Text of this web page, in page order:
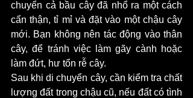
chuyển cả bầu cây đã nhổ ra một cách
cẩn thận, tỉ mỉ và đặt vào một chậu cây
mới. Bạn không nên tác động vào thân
cây, để tránh việc làm gãy cành hoặc
làm đứt, hư tổn rễ cây.
Sau khi di chuyển cây, cần kiểm tra chất
lượng đất trong chậu cũ, nếu đất có tình